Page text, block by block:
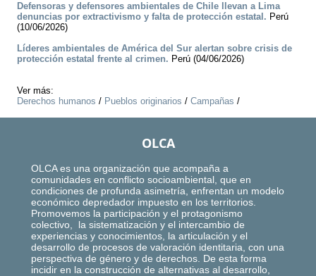
Defensoras y defensores ambientales de Chile llevan a Lima
denuncias por extractivismo y falta de protección estatal. Perú
(10/06/2026)
Líderes ambientales de América del Sur alertan sobre crisis de
protección estatal frente al crimen. Perú (04/06/2026)
Ver más:
Derechos humanos / Pueblos originarios / Campañas /
OLCA
OLCA es una organización que acompaña a
comunidades en conflicto socioambiental, que en
condiciones de profunda asimetría, enfrentan un modelo
económico depredador impuesto en los territorios.
Promovemos la participación y el protagonismo
colectivo, la sistematización y el intercambio de
experiencias y conocimientos, la articulación y el
desarrollo de procesos de valoración identitaria, con una
perspectiva de género y de derechos. De esta forma
incidir en la construcción de alternativas al desarrollo,